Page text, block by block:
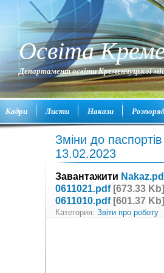
Освіта
Департамент освіти Кременчуцької
Кадри Листи Накази
Зміни до
13.02.2023
Завантажити
0611021.pdf[673.33
0611010.pdf[601.37
Категория: Звіти про роботу